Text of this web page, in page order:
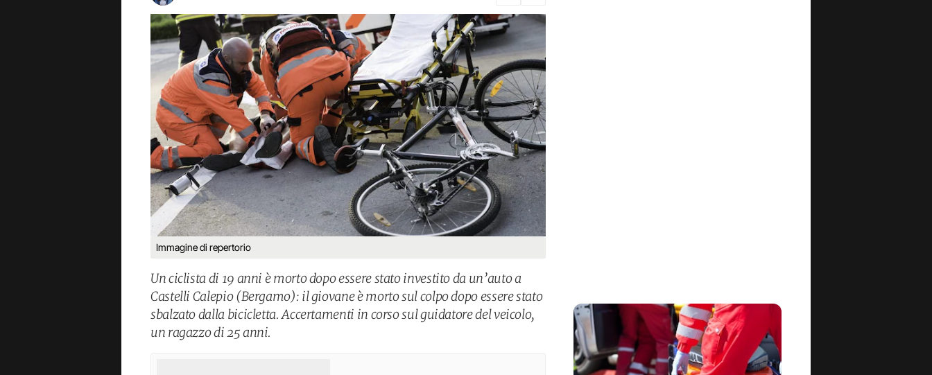
Immagine di repertorio
Un ciclista di 19 anni è morto dopo essere stato investito da un’auto a
Castelli Calepio (Bergamo): il giovane è morto sul colpo dopo essere stato
sbalzato dalla bicicletta. Accertamenti in corso sul guidatore del veicolo,
un ragazzo di 25 anni.